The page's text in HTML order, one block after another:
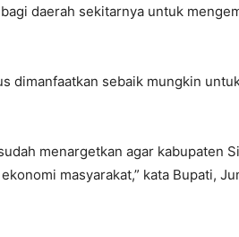
daerah sekitarnya untuk
dimanfaatkan sebaik mungkin
menargetkan agar kabupaten
masyarakat,” kata Bupati,